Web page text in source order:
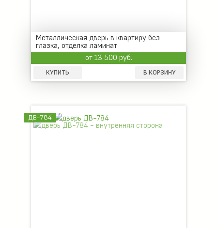
Металлическая дверь в квартиру без
глазка, отделка ламинат
от 13 500 руб.
КУПИТЬ В КОРЗИНУ
ДВ-784